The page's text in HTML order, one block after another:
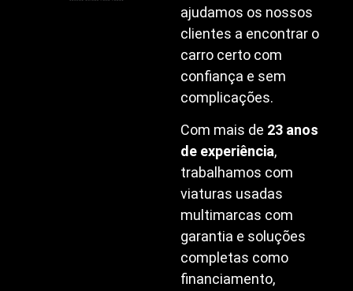
ajudamos os nossos
clientes a encontrar o
carro certo com
confiança e sem
complicações.
Com mais de 23 anos
de experiência,
trabalhamos com
viaturas usadas
multimarcas com
garantia e soluções
completas como
financiamento,